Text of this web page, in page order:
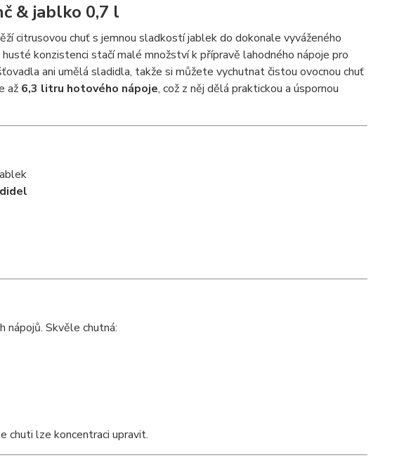
& jablko 0,7 l
citrusovou chuť s jemnou sladkostí jablek do dokonale vyváženého
konzistenci stačí malé množství k přípravě lahodného nápoje pro
ani umělá sladidla, takže si můžete vychutnat čistou ovocnou chuť
až 6,3 litru hotového nápoje, což z něj dělá praktickou a úspornou
nápojů. Skvěle chutná:
chuti lze koncentraci upravit.